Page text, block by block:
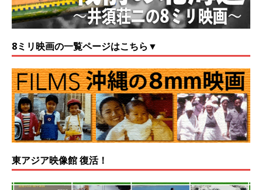
8ミリ映画の一覧ページはこちら▼
東アジア映像館 復活！